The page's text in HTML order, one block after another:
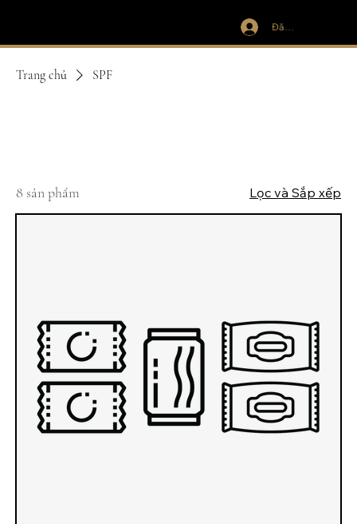
Đăng nhập
Trang chủ SPF
8 sản phẩm Lọc và Sắp xếp